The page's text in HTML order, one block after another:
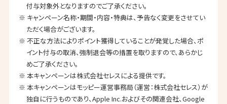
付与対象外となりますのでご了承ください。
※ キャンペーン名称・期間・内容・特典は、予告なく変更をさせてい
ただく場合がございます。
※ 不正な方法によりポイント獲得していることが発覚した場合、ポ
イント付与の取消、強制退会等の措置を取りますので、あらかじ
めご了承ください。
※ 本キャンペーンは株式会社セレスによる提供です。
※ 本キャンペーンはモッピー運営事務局（運営：株式会社セレス）が
独自に行うものであり、Apple Inc.およびその関連会社、Google